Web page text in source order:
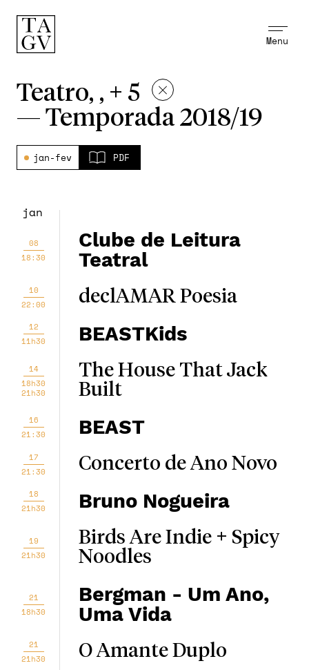
Menu
Teatro, , + 5
— Temporada 2018/19
jan-fev PDF
jan
08
18:30
Clube de Leitura
Teatral
10
22:00
declAMAR Poesia
12
11h30
BEASTKids
14
18h30
21h30
The House That Jack
Built
16
21:30
BEAST
17
21:30
Concerto de Ano Novo
18
21h30
Bruno Nogueira
19
21h30
Birds Are Indie + Spicy
Noodles
21
18h30
Bergman - Um Ano,
Uma Vida
21
21h30
O Amante Duplo